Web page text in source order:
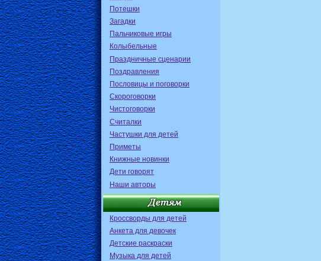
Потешки
Загадки
Пальчиковые игры
Колыбельные
Праздничные сценарии
Поздравления
Пословицы и поговорки
Скороговорки
Чистоговорки
Считалки
Частушки для детей
Приметы
Книжные новинки
Дети говорят
Наши авторы
Кроссворды для детей
Анкета для девочек
Детские раскраски
Музыка для детей